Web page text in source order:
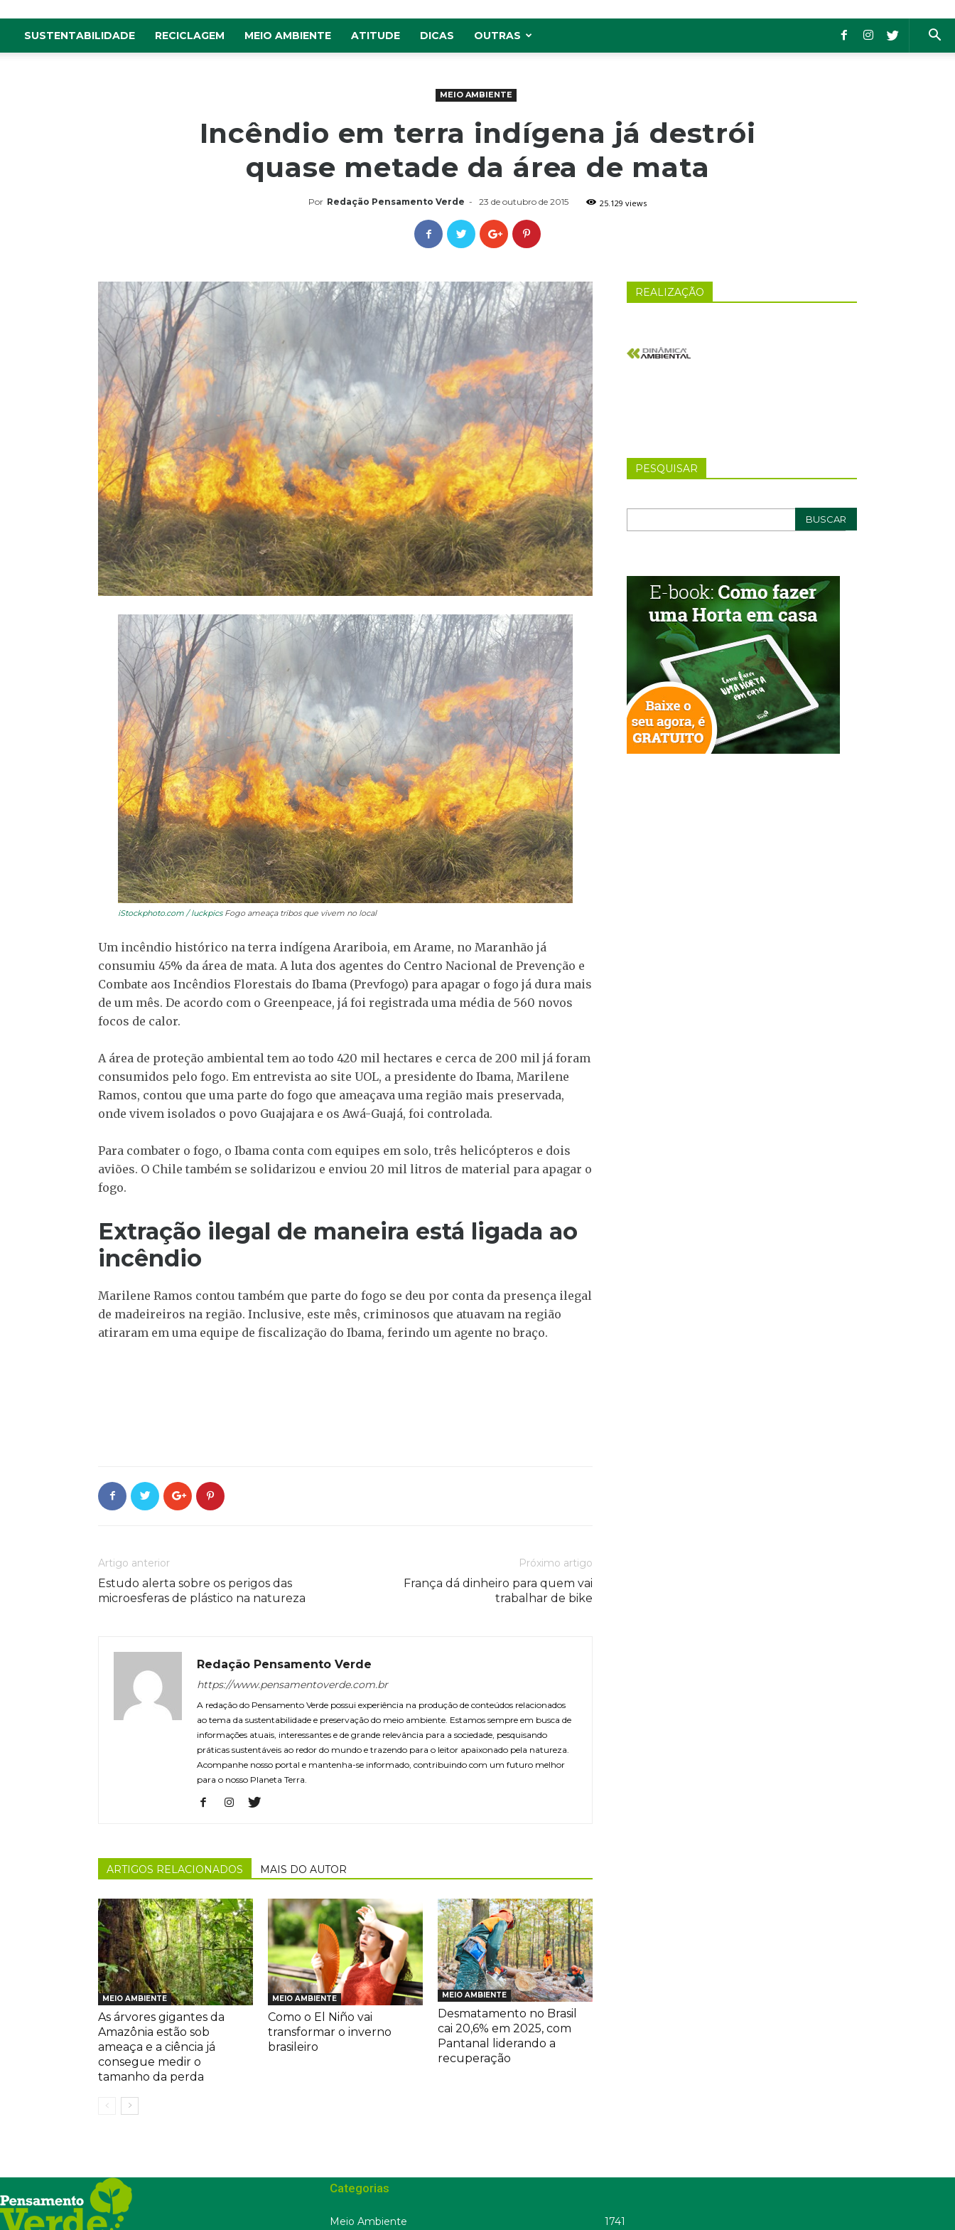
SUSTENTABILIDADE RECICLAGEM MEIO AMBIENTE ATITUDE DICAS OUTRAS
MEIO AMBIENTE
Incêndio em terra indígena já destrói
quase metade da área de mata
Por Redação Pensamento Verde - 23 de outubro de 2015 25.129 views
iStockphoto.com / luckpicsFogo ameaça tribos que vivem no local
Um incêndio histórico na terra indígena Arariboia, em Arame, no Maranhão já
consumiu 45% da área de mata. A luta dos agentes do Centro Nacional de Prevenção e
Combate aos Incêndios Florestais do Ibama (Prevfogo) para apagar o fogo já dura mais
de um mês. De acordo com o Greenpeace, já foi registrada uma média de 560 novos
focos de calor.
A área de proteção ambiental tem ao todo 420 mil hectares e cerca de 200 mil já foram
consumidos pelo fogo. Em entrevista ao site UOL, a presidente do Ibama, Marilene
Ramos, contou que uma parte do fogo que ameaçava uma região mais preservada,
onde vivem isolados o povo Guajajara e os Awá-Guajá, foi controlada.
Para combater o fogo, o Ibama conta com equipes em solo, três helicópteros e dois
aviões. O Chile também se solidarizou e enviou 20 mil litros de material para apagar o
fogo.
Extração ilegal de maneira está ligada ao
incêndio
Marilene Ramos contou também que parte do fogo se deu por conta da presença ilegal
de madeireiros na região. Inclusive, este mês, criminosos que atuavam na região
atiraram em uma equipe de fiscalização do Ibama, ferindo um agente no braço.
Artigo anterior
Estudo alerta sobre os perigos das
microesferas de plástico na natureza
Próximo artigo
França dá dinheiro para quem vai
trabalhar de bike
Redação Pensamento Verde
https://www.pensamentoverde.com.br
A redação do Pensamento Verde possui experiência na produção de conteúdos relacionados
ao tema da sustentabilidade e preservação do meio ambiente. Estamos sempre em busca de
informações atuais, interessantes e de grande relevância para a sociedade, pesquisando
práticas sustentáveis ao redor do mundo e trazendo para o leitor apaixonado pela natureza.
Acompanhe nosso portal e mantenha-se informado, contribuindo com um futuro melhor
para o nosso Planeta Terra.
ARTIGOS RELACIONADOS MAIS DO AUTOR
MEIO AMBIENTE
As árvores gigantes da
Amazônia estão sob
ameaça e a ciência já
consegue medir o
tamanho da perda
MEIO AMBIENTE
Como o El Niño vai
transformar o inverno
brasileiro
MEIO AMBIENTE
Desmatamento no Brasil
cai 20,6% em 2025, com
Pantanal liderando a
recuperação
REALIZAÇÃO
PESQUISAR
Categorias
Meio Ambiente 1741